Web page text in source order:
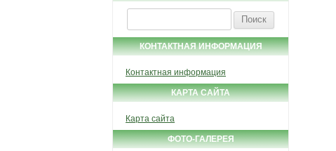
КОНТАКТНАЯ ИНФОРМАЦИЯ
Контактная информация
КАРТА САЙТА
Карта сайта
ФОТО-ГАЛЕРЕЯ